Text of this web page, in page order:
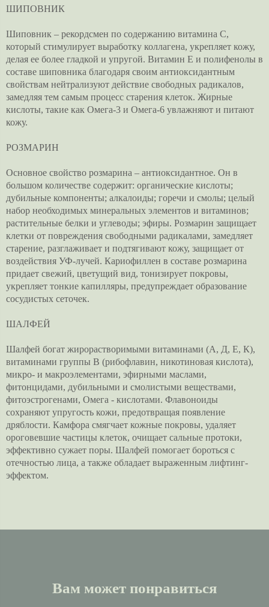
ШИПОВНИК
Шиповник – рекордсмен по содержанию витамина С,
который стимулирует выработку коллагена, укрепляет кожу,
делая ее более гладкой и упругой. Витамин Е и полифенолы в
составе шиповника благодаря своим антиоксидантным
свойствам нейтрализуют действие свободных радикалов,
замедляя тем самым процесс старения клеток. Жирные
кислоты, такие как Омега-3 и Омега-6 увлажняют и питают
кожу.
РОЗМАРИН
Основное свойство розмарина – антиоксидантное. Он в
большом количестве содержит: органические кислоты;
дубильные компоненты; алкалоиды; горечи и смолы; целый
набор необходимых минеральных элементов и витаминов;
растительные белки и углеводы; эфиры. Розмарин защищает
клетки от повреждения свободными радикалами, замедляет
старение, разглаживает и подтягивают кожу, защищает от
воздействия УФ-лучей. Кариофиллен в составе розмарина
придает свежий, цветущий вид, тонизирует покровы,
укрепляет тонкие капилляры, предупреждает образование
сосудистых сеточек.
ШАЛФЕЙ
Шалфей богат жирорастворимыми витаминами (А, Д, Е, К),
витаминами группы В (рибофлавин, никотиновая кислота),
микро- и макроэлементами, эфирными маслами,
фитонцидами, дубильными и смолистыми веществами,
фитоэстрогенами, Омега - кислотами. Флавоноиды
сохраняют упругость кожи, предотвращая появление
дряблости. Камфора смягчает кожные покровы, удаляет
ороговевшие частицы клеток, очищает сальные протоки,
эффективно сужает поры. Шалфей помогает бороться с
отечностью лица, а также обладает выраженным лифтинг-
эффектом.
Вам может понравиться